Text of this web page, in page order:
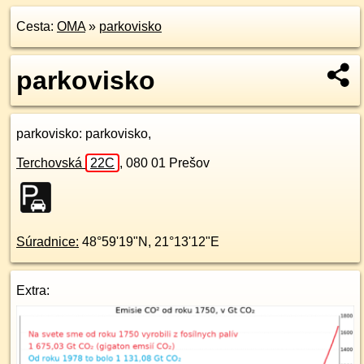
Cesta: OMA» parkovisko
parkovisko
parkovisko: parkovisko,
Terchovská 22C , 080 01 Prešov
Súradnice: 48°59'19"N , 21°13'12"E
Extra: